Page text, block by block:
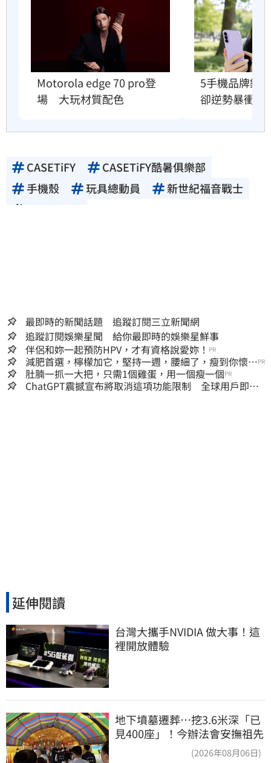
Motorola edge 70 pro登
場　大玩材質配色
5手機品牌銷
卻逆勢暴衝
CASETiFY
CASETiFY酷暑俱樂部
手機殼
玩具總動員
新世紀福音戰士
我獨自升級
最即時的新聞話題 追蹤訂閱三立新聞網
追蹤訂閱娛樂星聞 給你最即時的娛樂星鮮事
伴侶和妳一起預防HPV，才有資格說愛妳！ PR
減肥首選，檸檬加它，堅持一週，腰細了，瘦到你懷疑
人生
PR
肚腩一抓一大把，只需1個雞蛋，用一個瘦一個PR
ChatGPT震撼宣布將取消這項功能限制 全球用戶即刻
延伸閱讀
台灣大攜手NVIDIA 做大事！這
裡開放體驗
地下墳墓遷葬…挖3.6米深「已
見400座」！今辦法會安撫祖先
(2026年08月06日)